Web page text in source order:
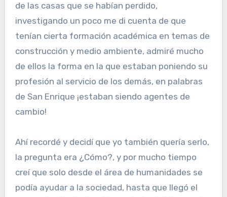
de las casas que se habían perdido,
investigando un poco me di cuenta de que
tenían cierta formación académica en temas de
construcción y medio ambiente, admiré mucho
de ellos la forma en la que estaban poniendo su
profesión al servicio de los demás, en palabras
de San Enrique ¡estaban siendo agentes de
cambio!
Ahí recordé y decidí que yo también quería serlo,
la pregunta era ¿Cómo?, y por mucho tiempo
creí que solo desde el área de humanidades se
podía ayudar a la sociedad, hasta que llegó el